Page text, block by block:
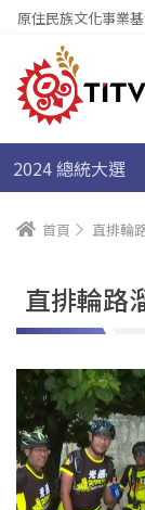
原住民族文化事業
2024 總統大選
首頁 直排輪
直排輪路